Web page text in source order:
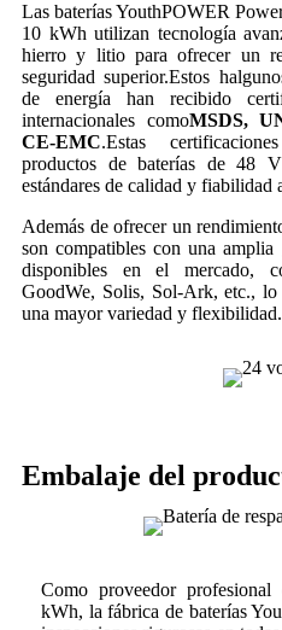
Las baterías YouthPOWER
10 kWh utilizan tecnología
hierro y litio para ofrecer un
seguridad superior.Estos h
de energía
han recibido
internacionales comoMSDS,
CE-EMC.Estas
productos de baterías de 48
estándares de calidad y fiabilidad
Además de ofrecer un
son compatibles con una amplia
disponibles en el mercado,
GoodWe, Solis, Sol-Ark, etc.,
una mayor variedad y flexibilidad.
Embalaje del
Como proveedor
kWh, la fábrica de baterías